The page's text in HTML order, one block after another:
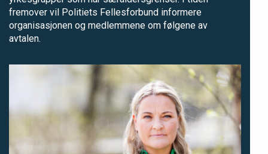
fremover vil Politiets Fellesforbund informere
organisasjonen og medlemmene om følgene av
avtalen.